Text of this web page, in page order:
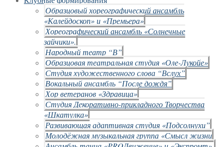
Образцовый хореографический ансамбль
«Калейдоскоп» и «Премьера»
Хореографический ансамбль «Солнечные
зайчики».
Народный театр “В”
Образцовая театральная студия «Оле-Лукойе»
Студия художественного слова “Вслух”
Вокальный ансамбль “После дождя”
Хор ветеранов «Здравица»
Студия Декоративно-прикладного Творчества
«Шкатулка»
Развивающая адаптивная студия «Подсолнухи”
Молодёжная музыкальная группа «Смысл жизни